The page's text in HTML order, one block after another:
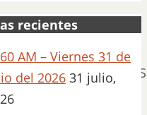
00:01:34
SILVESTRE
recientes
AM – Viernes 31 de
del 2026 31 julio,